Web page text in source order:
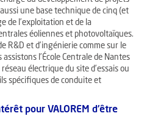
une base technique de cinq (et
de l’exploitation et de la
éoliennes et photovoltaïques.
R&D et d’ingénierie comme sur le
l’École Centrale de Nantes
électrique du site d’essais ou
spécifiques de conduite et
pour VALOREM d’être